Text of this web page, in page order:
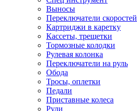
Выносы
Переключатели скоростей
Картриджи в каретку
Кассеты, трещетки
Тормозные колодки
Рулевая колонка
Переключатели на руль
Обода
Тросы, оплетки
Педали
Приставные колеса
Рули